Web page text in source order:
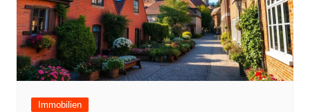
Immobilien